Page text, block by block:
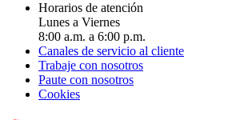
Horarios de atención
Lunes a Viernes
8:00 a.m. a 6:00 p.m.
Canales de servicio al cliente
Trabaje con nosotros
Paute con nosotros
Cookies